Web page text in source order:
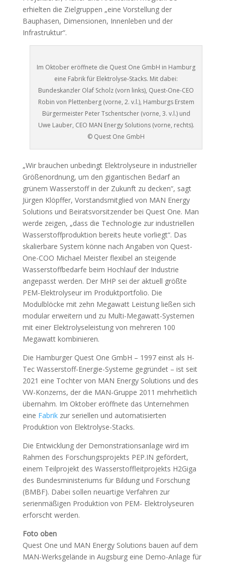
erhielten die Zielgruppen „eine Vorstellung der
Bauphasen, Dimensionen, Innenleben und der
Infrastruktur“.
Im Oktober eröffnete die Quest One GmbH in Hamburg
eine Fabrik für Elektrolyse-Stacks. Mit dabei:
Bundeskanzler Olaf Scholz (vorn links), Quest-One-CEO
Robin von Plettenberg (vorne, 2. v.l.), Hamburgs Erstem
Bürgermeister Peter Tschentscher (vorne, 3. v.l.) und
Uwe Lauber, CEO MAN Energy Solutions (vorne, rechts).
© Quest One GmbH
„Wir brauchen unbedingt Elektrolyseure in industrieller
Größenordnung, um den gigantischen Bedarf an
grünem Wasserstoff in der Zukunft zu decken“, sagt
Jürgen Klöpffer, Vorstandsmitglied von MAN Energy
Solutions und Beiratsvorsitzender bei Quest One. Man
werde zeigen, „dass die Technologie zur industriellen
Wasserstoffproduktion bereits heute vorliegt“. Das
skalierbare System könne nach Angaben von Quest-
One-COO Michael Meister flexibel an steigende
Wasserstoffbedarfe beim Hochlauf der Industrie
angepasst werden. Der MHP sei der aktuell größte
PEM-Elektrolyseur im Produktportfolio. Die
Modulblöcke mit zehn Megawatt Leistung ließen sich
modular erweitern und zu Multi-Megawatt-Systemen
mit einer Elektrolyseleistung von mehreren 100
Megawatt kombinieren.
Die Hamburger Quest One GmbH – 1997 einst als H-
Tec Wasserstoff-Energie-Systeme gegründet – ist seit
2021 eine Tochter von MAN Energy Solutions und des
VW-Konzerns, der die MAN-Gruppe 2011 mehrheitlich
übernahm. Im Oktober eröffnete das Unternehmen
eine Fabrikzur seriellen und automatisierten
Produktion von Elektrolyse-Stacks.
Die Entwicklung der Demonstrationsanlage wird im
Rahmen des Forschungsprojekts PEP.IN gefördert,
einem Teilprojekt des Wasserstoffleitprojekts H2Giga
des Bundesministeriums für Bildung und Forschung
(BMBF). Dabei sollen neuartige Verfahren zur
serienmäßigen Produktion von PEM- Elektrolyseuren
erforscht werden.
Foto oben
Quest One und MAN Energy Solutions bauen auf dem
MAN-Werksgelände in Augsburg eine Demo-Anlage für